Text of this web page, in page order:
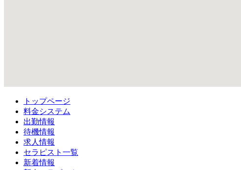
トップページ
料金システム
出勤情報
待機情報
求人情報
セラピスト一覧
新着情報